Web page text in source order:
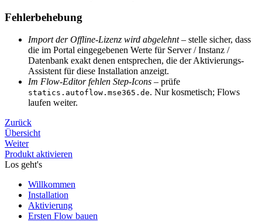
Fehlerbehebung
Import der Offline-Lizenz wird abgelehnt– stelle sicher, dass
die im Portal eingegebenen Werte für Server / Instanz /
Datenbank exakt denen entsprechen, die der Aktivierungs-
Assistent für diese Installation anzeigt.
Im Flow-Editor fehlen Step-Icons – prüfe
statics.autoflow.mse365.de. Nur kosmetisch; Flows
laufen weiter.
Zurück
Übersicht
Weiter
Produkt aktivieren
Los geht's
Willkommen
Installation
Aktivierung
Ersten Flow bauen